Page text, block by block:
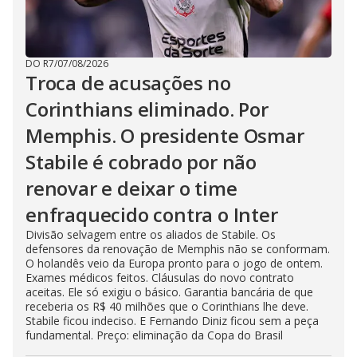
DO R7/07/08/2026
Troca de acusações no
Corinthians eliminado. Por
Memphis. O presidente Osmar
Stabile é cobrado por não
renovar e deixar o time
enfraquecido contra o Inter
Divisão selvagem entre os aliados de Stabile. Os
defensores da renovação de Memphis não se conformam.
O holandês veio da Europa pronto para o jogo de ontem.
Exames médicos feitos. Cláusulas do novo contrato
aceitas. Ele só exigiu o básico. Garantia bancária de que
receberia os R$ 40 milhões que o Corinthians lhe deve.
Stabile ficou indeciso. E Fernando Diniz ficou sem a peça
fundamental. Preço: eliminação da Copa do Brasil